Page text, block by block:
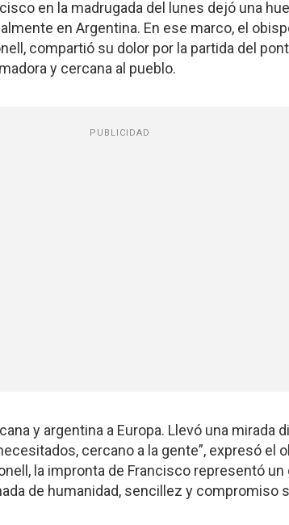
en la madrugada del lunes dejó una
en Argentina. En ese marco, el
compartió su dolor por la partida del
y cercana al pueblo.
PUBLICIDAD
y argentina a Europa. Llevó una mirada
cercano a la gente”, expresó el
la impronta de Francisco representó un
de humanidad, sencillez y compromiso